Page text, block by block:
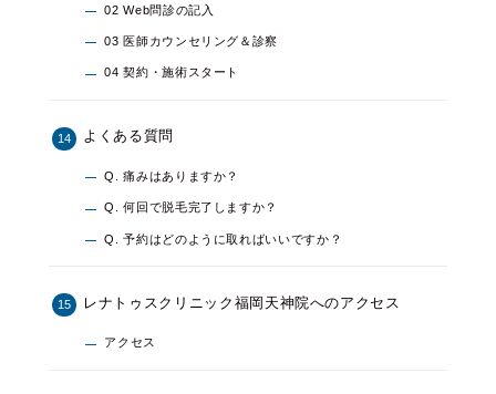
02 Web問診の記入
03 医師カウンセリング＆診察
04 契約・施術スタート
よくある質問
Q. 痛みはありますか？
Q. 何回で脱毛完了しますか？
Q. 予約はどのように取ればいいですか？
レナトゥスクリニック福岡天神院へのアクセス
アクセス